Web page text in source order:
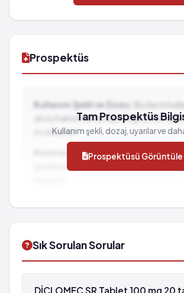
Prospektüs
Kullanım Şekli ve Dozu:
Bu ilacın
dozu hakkında detaylı bilgi için
inceleyiniz.
Kontrendikasyonlar:İlacın
gereken durumlar ve dikkat edilmesi
Tam Prospektüs
Kullanım şekli, dozaj, uyarılar ve
Prospektüsü Görüntüle
Sık Sorulan Sorular
DİCLOMEC SR Tablet 100 mg 20